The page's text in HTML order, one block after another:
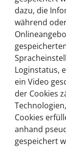
dazu, die
während
Loginstatus,
ein Video
der Cookies
Cookies
anhand
gespeichert